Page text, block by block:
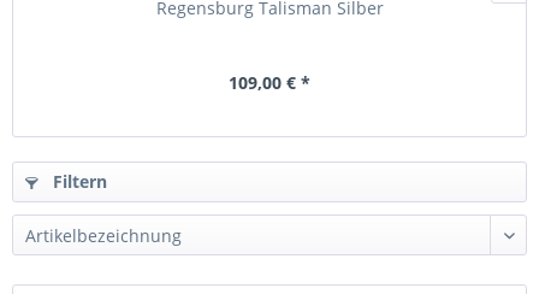
Regensburg Talisman Silber
109,00 € *
Filtern